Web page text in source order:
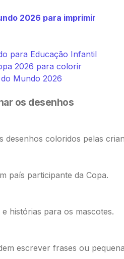
2026 para imprimir
para Educação Infantil
2026 para colorir
Mundo 2026
os desenhos
desenhos coloridos pelas
país participante da Copa.
histórias para os mascotes.
escrever frases ou